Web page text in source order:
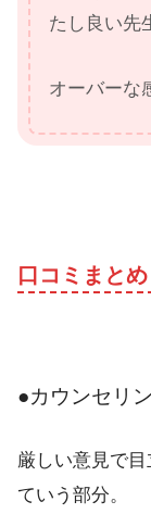
たし良い先
オーバーな
口コミまとめ
●カウンセリ
厳しい意見で目
ていう部分。